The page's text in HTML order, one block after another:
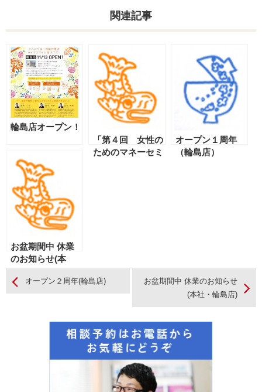
関連記事
輪島店オープン！
「第４回 女性の
ためのマネーセミ
オープン１周年
（輪島店）
お盆期間中 休業
のお知らせ(本
オープン２周年(輪島店)
お盆期間中 休業のお知らせ
(本社・輪島店)